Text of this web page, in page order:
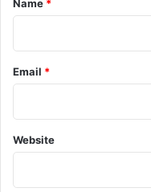
Name *
Email *
Website